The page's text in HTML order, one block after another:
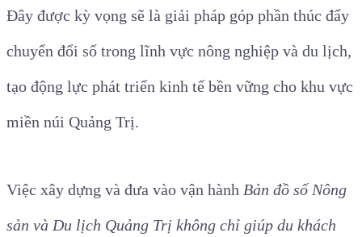
Đây được kỳ vọng sẽ là giải pháp góp phần thúc đẩy
chuyển đổi số trong lĩnh vực nông nghiệp và du lịch,
tạo động lực phát triển kinh tế bền vững cho khu vực
miền núi Quảng Trị.
Việc xây dựng và đưa vào vận hành Bản đồ số Nông
sản và Du lịch Quảng Trị không chỉ giúp du khách